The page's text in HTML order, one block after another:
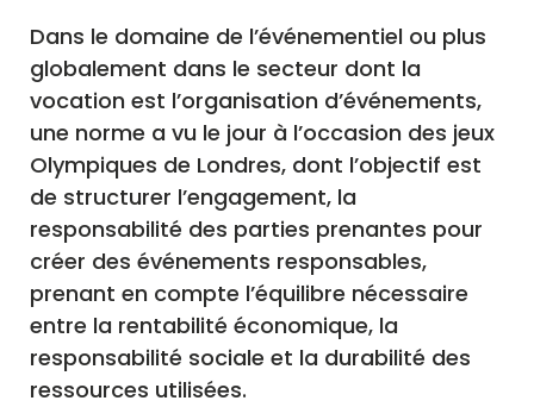
Dans le domaine de l’événementiel ou plus
globalement dans le secteur dont la
vocation est l’organisation d’événements,
une norme a vu le jour à l’occasion des jeux
Olympiques de Londres, dont l’objectif est
de structurer l’engagement, la
responsabilité des parties prenantes pour
créer des événements responsables,
prenant en compte l’équilibre nécessaire
entre la rentabilité économique, la
responsabilité sociale et la durabilité des
ressources utilisées.